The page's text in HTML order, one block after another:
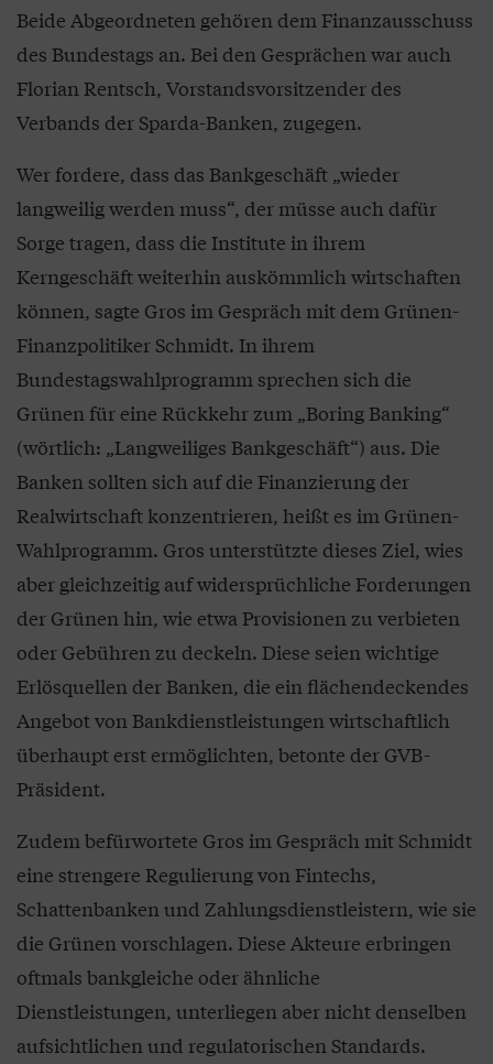
Beide Abgeordneten gehören dem Finanzausschuss
des Bundestags an. Bei den Gesprächen war auch
Florian Rentsch, Vorstandsvorsitzender des
Verbands der Sparda-Banken, zugegen.
Wer fordere, dass das Bankgeschäft „wieder
langweilig werden muss“, der müsse auch dafür
Sorge tragen, dass die Institute in ihrem
Kerngeschäft weiterhin auskömmlich wirtschaften
können, sagte Gros im Gespräch mit dem Grünen-
Finanzpolitiker Schmidt. In ihrem
Bundestagswahlprogramm sprechen sich die
Grünen für eine Rückkehr zum „Boring Banking“
(wörtlich: „Langweiliges Bankgeschäft“) aus. Die
Banken sollten sich auf die Finanzierung der
Realwirtschaft konzentrieren, heißt es im Grünen-
Wahlprogramm. Gros unterstützte dieses Ziel, wies
aber gleichzeitig auf widersprüchliche Forderungen
der Grünen hin, wie etwa Provisionen zu verbieten
oder Gebühren zu deckeln. Diese seien wichtige
Erlösquellen der Banken, die ein flächendeckendes
Angebot von Bankdienstleistungen wirtschaftlich
überhaupt erst ermöglichten, betonte der GVB-
Präsident.
Zudem befürwortete Gros im Gespräch mit Schmidt
eine strengere Regulierung von Fintechs,
Schattenbanken und Zahlungsdienstleistern, wie sie
die Grünen vorschlagen. Diese Akteure erbringen
oftmals bankgleiche oder ähnliche
Dienstleistungen, unterliegen aber nicht denselben
aufsichtlichen und regulatorischen Standards.